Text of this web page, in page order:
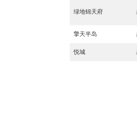
绿地锦天府
擎天半岛
悦城